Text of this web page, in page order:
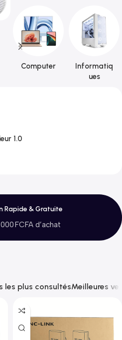
Computer
Informatiq
ues
1.0
Rapide & Gratuite
FCFA d’achat
les plus consultésMeilleures